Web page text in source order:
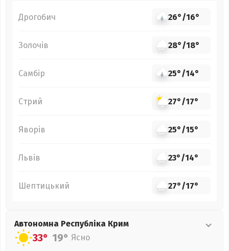
Дрогобич 26°/16°
Золочів 28°/18°
Самбір 25°/14°
Стрий 27°/17°
Яворів 25°/15°
Львів 23°/14°
Шептицький 27°/17°
Автономна Республіка Крим
33° 19° Ясно